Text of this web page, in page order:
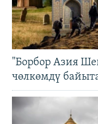
"Борбор Азия
чөлкөмдү